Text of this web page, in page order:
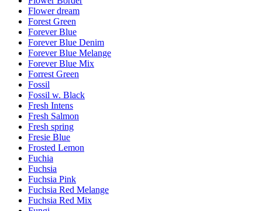
Flower dream
Forest Green
Forever Blue
Forever Blue Denim
Forever Blue Melange
Forever Blue Mix
Forrest Green
Fossil
Fossil w. Black
Fresh Intens
Fresh Salmon
Fresh spring
Fresie Blue
Frosted Lemon
Fuchia
Fuchsia
Fuchsia Pink
Fuchsia Red Melange
Fuchsia Red Mix